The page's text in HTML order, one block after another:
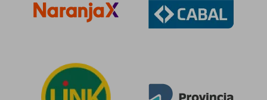
50%
dcto.
$ 294.714
$ 147.357
50%
dcto.